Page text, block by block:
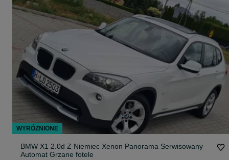
BMW X1 2.0d Z Niemiec Xenon Panorama Serwisowany
Automat Grzane fotele
WYRÓŻNIONE